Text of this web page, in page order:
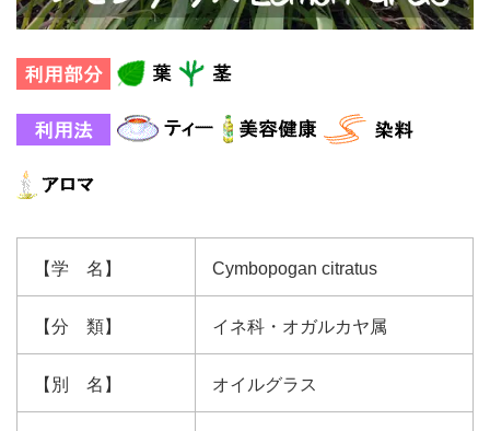
【学 名】 Cymbopogan citratus
【分 類】 イネ科・オガルカヤ属
【別 名】 オイルグラス